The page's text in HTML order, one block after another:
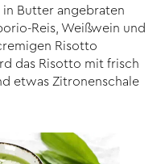
Butter angebraten
Reis, Weißwein und
Risotto
das Risotto mit frisch
etwas Zitronenschale